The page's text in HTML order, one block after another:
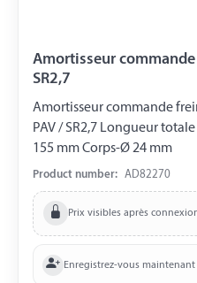
Amortisseur commande
SR2,7
Amortisseur commande
PAV / SR2,7 Longueur
155 mm Corps-Ø 24 mm
Product number: AD82270
Prix visibles après
Enregistrez-vous maintenant